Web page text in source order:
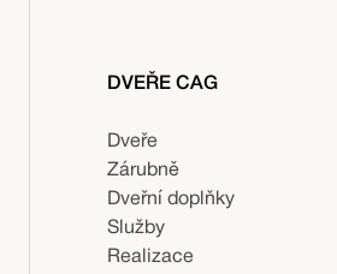
DVEŘE CAG
Dveře
Zárubně
Dveřní doplňky
Služby
Realizace